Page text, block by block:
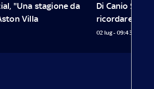
"Una stagione da
Villa
Di Canio
ricordare": il
02 lug - 09:43